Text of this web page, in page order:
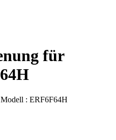
für
Modell : ERF6F64H